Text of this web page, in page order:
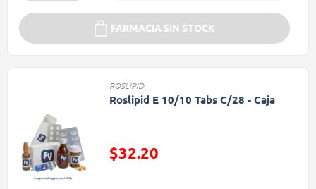
FARMACIA SIN STOCK
ROSLIPID
Roslipid E 10/10 Tabs C/28 - Caja
$32.20